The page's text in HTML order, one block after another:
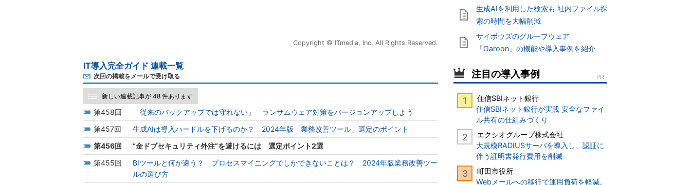
Copyright © ITmedia, Inc. All Rights Reserved.
IT導入完全ガイド 連載一覧
次回の掲載をメールで受け取る
新しい連載記事が 48 件あります
458
「従来のバックアップでは守れない」 ランサムウェア対策をバージョンアップしよう
457
生成AIは導入ハードルを下げるのか？ 2024年版「業務改善ツール」選定のポイント
456
“金ドブセキュリティ外注”を避けるには 選定ポイント2選
455
BIツールと何が違う？ プロセスマイニングでしかできないことは？ 2024年版業務改善ツー
ルの選び方
生成AIを利用した検索も 社内ファイル探
索の時間を大幅削減
サイボウズのグループウェア
「Garoon」の機能や導入事例を紹介